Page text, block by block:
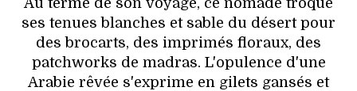
Au terme de son voyage, ce nomade troque
ses tenues blanches et sable du désert pour
des brocarts, des imprimés floraux, des
patchworks de madras. L'opulence d'une
Arabie rêvée s'exprime en gilets gansés et